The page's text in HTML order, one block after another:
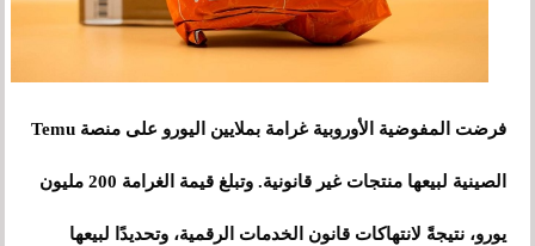
فرضت المفوضية الأوروبية غرامة بملايين اليورو على منصة Temu
الصينية لبيعها منتجات غير قانونية. وتبلغ قيمة الغرامة 200 مليون
يورو، نتيجةً لانتهاكات قانون الخدمات الرقمية، وتحديدًا لبيعها